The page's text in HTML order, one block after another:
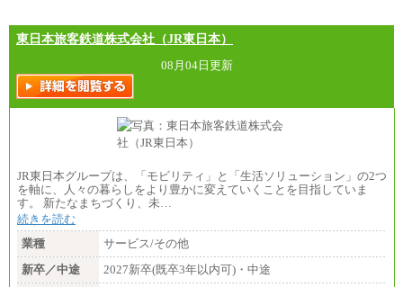
■（株）JTBグローバルマーケティング＆トラベル
訪日事業職 月給202,000～227,000円＋地域間調整
給
※詳細はJTBキャリアサイトよりご確認ください。
■(株)JTBビジネストランスフォーム
総合職 月給205,000～225,000円＋地域間調整給
エリア総合職 月給185,000円＋地域間調整給
■(株)JTBデータサービス ※2027年新卒募集終了
総合職 月給186,000～194,000円＋地域手当
■I&Jデジタルイノベーション(株)
総合職 月給224,500～242,600円＋地域手当
※詳細はJTBキャリアサイトよりご確認ください。
東日本旅客鉄道株式会社（JR東日本）
08月04日更新
JR東日本グループは、「モビリティ」と「生活ソリューション」の2つ
を軸に、人々の暮らしをより豊かに変えていくことを目指していま
す。 新たなまちづくり、未…
続きを読む
業種
サービス/その他
新卒／中途
2027新卒(既卒3年以内可)・中途